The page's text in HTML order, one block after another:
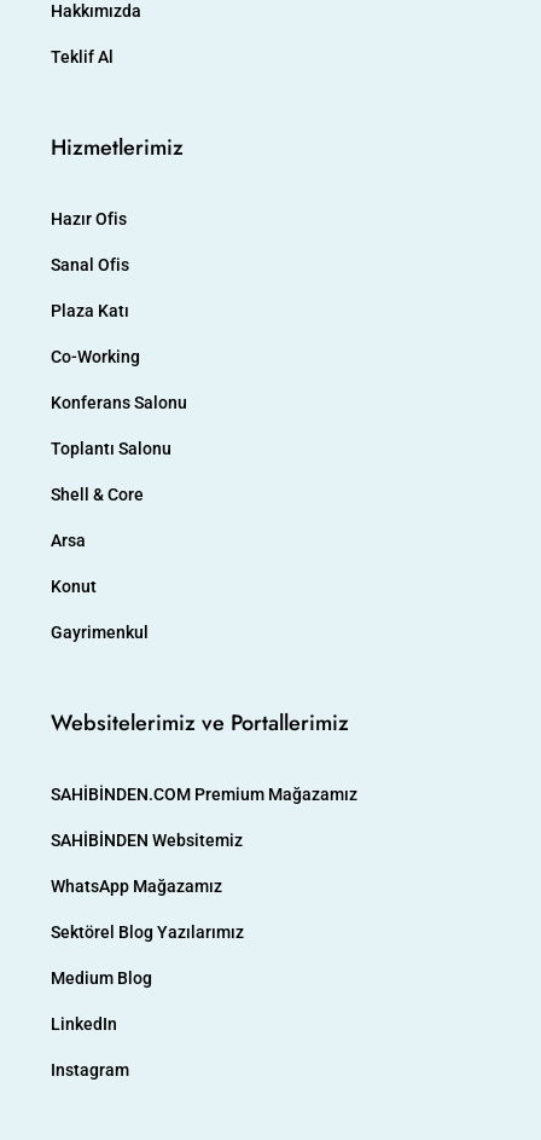
Hakkımızda
Teklif Al
Hizmetlerimiz
Hazır Ofis
Sanal Ofis
Plaza Katı
Co-Working
Konferans Salonu
Toplantı Salonu
Shell & Core
Arsa
Konut
Gayrimenkul
Websitelerimiz ve Portallerimiz
SAHİBİNDEN.COM Premium Mağazamız
SAHİBİNDEN Websitemiz
WhatsApp Mağazamız
Sektörel Blog Yazılarımız
Medium Blog
LinkedIn
Instagram